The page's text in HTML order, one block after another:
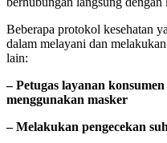
Beberapa protokol kesehatan
dalam melayani dan
lain:
– Petugas layanan
menggunakan masker
– Melakukan pengecekan